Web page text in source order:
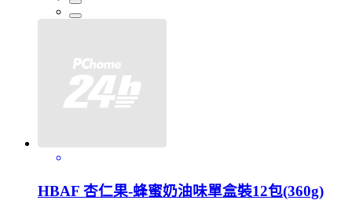
HBAF 杏仁果-蜂蜜奶油味單盒裝12包(360g)